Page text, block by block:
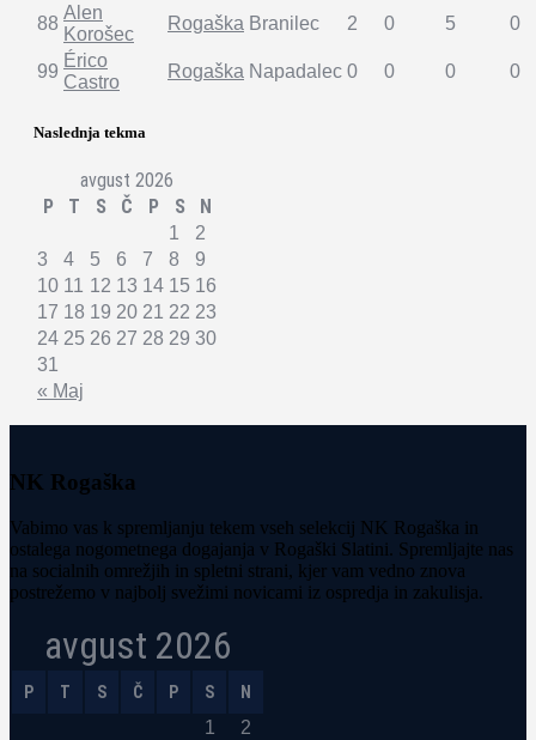
88
Alen
Korošec
Rogaška Branilec 2 0 5 0
99
Érico
Castro
Rogaška Napadalec 0 0 0 0
Naslednja tekma
avgust 2026
P
T S Č P S N
« Maj
1
2
3
4 5 6 7 8
9
10 11 12 13 14 15 16
17 18 19 20 21 22 23
24 25 26 27 28 29 30
31
NK Rogaška
Vabimo vas k spremljanju tekem vseh selekcij NK Rogaška in
ostalega nogometnega dogajanja v Rogaški Slatini. Spremljajte nas
na socialnih omrežjih in spletni strani, kjer vam vedno znova
postrežemo v najbolj svežimi novicami iz ospredja in zakulisja.
avgust 2026
P T S Č P S N
1
2